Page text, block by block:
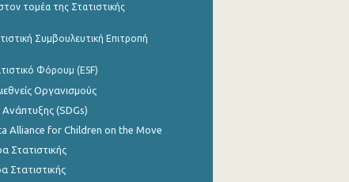
τομέα της Στατιστικής
Συμβουλευτική Επιτροπή
Φόρουμ (ESF)
Οργανισμούς
Ανάπτυξης (SDGs)
Alliance for Children on the Move
Στατιστικής
Στατιστικής